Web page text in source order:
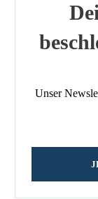
Unser